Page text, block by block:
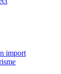
import